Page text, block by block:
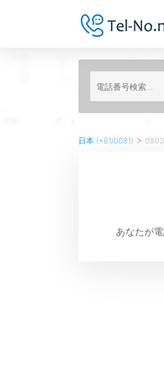
日本 (+81/0081) >
あなたが